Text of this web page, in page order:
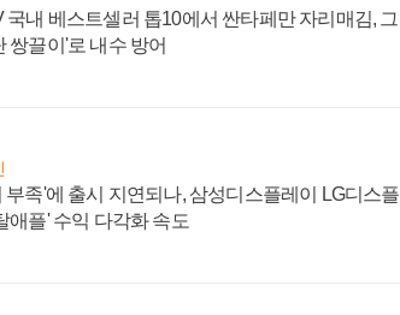
국내 베스트셀러 톱10에서 싼타페만 자리매김, 그
쌍끌이'로 내수 방어
부족'에 출시 지연되나, 삼성디스플레이 LG디스플
애플' 수익 다각화 속도